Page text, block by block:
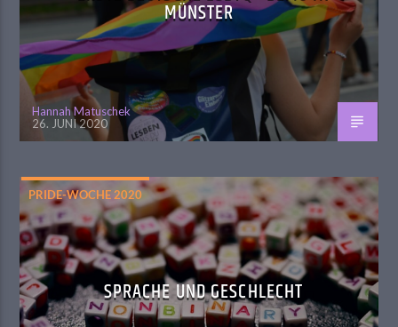
MÜNSTER
Hannah Matuschek
26. JUNI 2020
PRIDE-WOCHE 2020
SPRACHE UND GESCHLECHT